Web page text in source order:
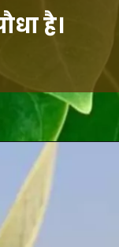
सफ़ेद आंकड़ा एक पौधा है।